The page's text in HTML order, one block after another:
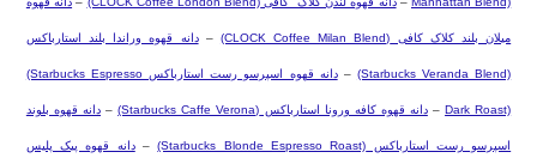
میلان بلند کلاک کافی (CLOCK Coffee Milan Blend)
–دانه قهوه وراندا بلند استارباکس
(Starbucks Veranda Blend)
–دانه قهوه اسپرسو رست استارباکس(Starbucks Espresso
Dark Roast)
–دانه قهوه کافه ورونا استارباکس (Starbucks Caffe Verona)
– دانه قهوه بلوند
اسپرسو رست استارباکس (Starbucks Blonde Espresso Roast)
–دانه قهوه پیک پلیس